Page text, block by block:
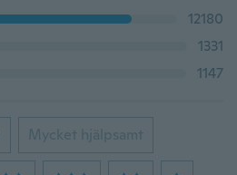
12180
1331
1147
Mycket hjälpsamt